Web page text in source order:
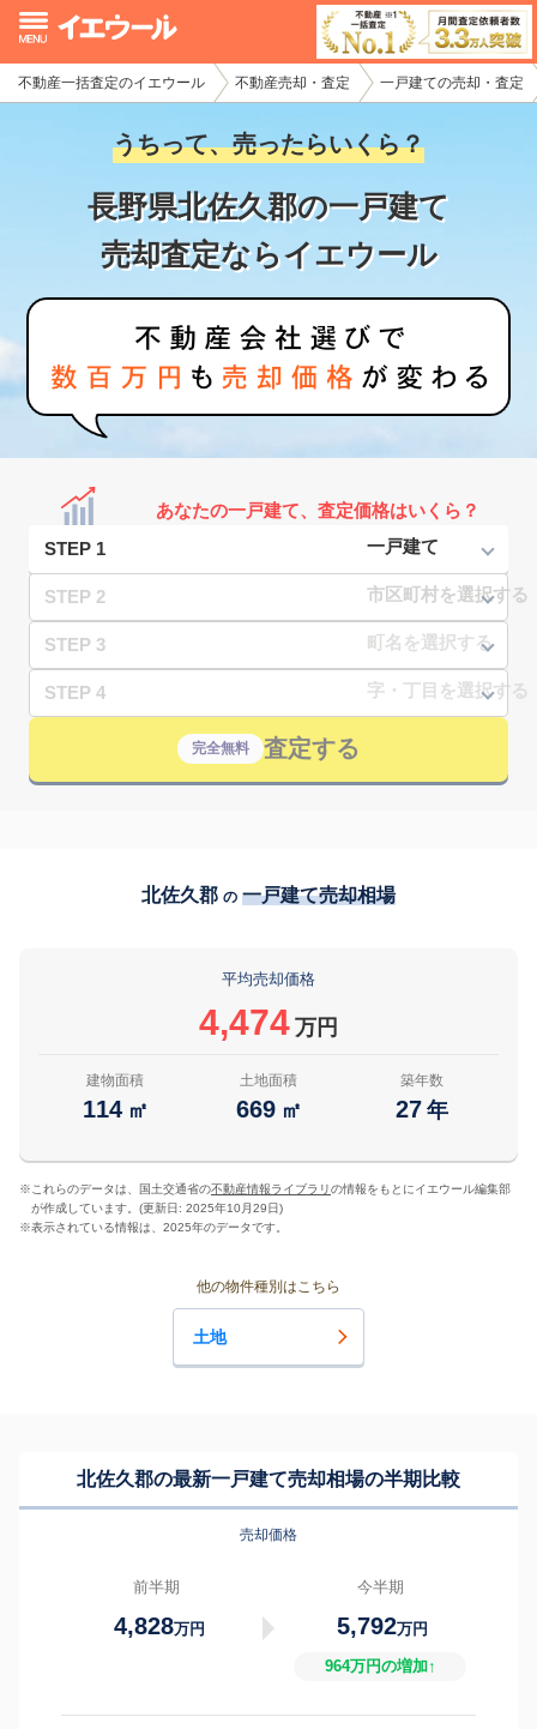
不動産一括査定のイエウール 不動産売却・査定 一戸建ての売却・査定
うちって、売ったらいくら？
長野県北佐久郡の一戸建て
売却査定ならイエウール
あなたの一戸建て、査定価格はいくら？
STEP 1
STEP 2
STEP 3
STEP 4
完全無料 査定する
北佐久郡 の 一戸建て売却相場
平均売却価格
4,474 万円
建物面積
114 ㎡
土地面積
669 ㎡
築年数
27 年
※ これらのデータは、国土交通省の不動産情報ライブラリの情報をもとにイエウール編集部
が作成しています。(更新日: 2025年10月29日)
※表示されている情報は、2025年のデータです。
他の物件種別はこちら
土地
北佐久郡の最新一戸建て売却相場の半期比較
売却価格
前半期
4,828万円
今半期
5,792万円
964万円の増加↑
イエウール加盟希望の不動産会社様
初めての方へ
不動産売却の流れ
不動産の売却・一括査定
家査定シミュレーター
お問い合わせ